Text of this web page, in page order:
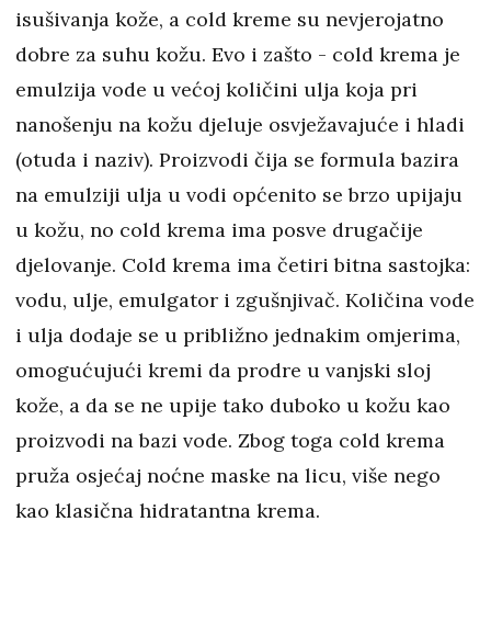
isušivanja kože, a cold kreme su nevjerojatno
dobre za suhu kožu. Evo i zašto - cold krema je
emulzija vode u većoj količini ulja koja pri
nanošenju na kožu djeluje osvježavajuće i hladi
(otuda i naziv). Proizvodi čija se formula bazira
na emulziji ulja u vodi općenito se brzo upijaju
u kožu, no cold krema ima posve drugačije
djelovanje. Cold krema ima četiri bitna sastojka:
vodu, ulje, emulgator i zgušnjivač. Količina vode
i ulja dodaje se u približno jednakim omjerima,
omogućujući kremi da prodre u vanjski sloj
kože, a da se ne upije tako duboko u kožu kao
proizvodi na bazi vode. Zbog toga cold krema
pruža osjećaj noćne maske na licu, više nego
kao klasična hidratantna krema.